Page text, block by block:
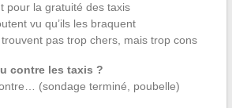
pour la gratuité des taxis
vu qu’ils les braquent
pas trop chers, mais trop cons
contre les taxis ?
(sondage terminé, poubelle)